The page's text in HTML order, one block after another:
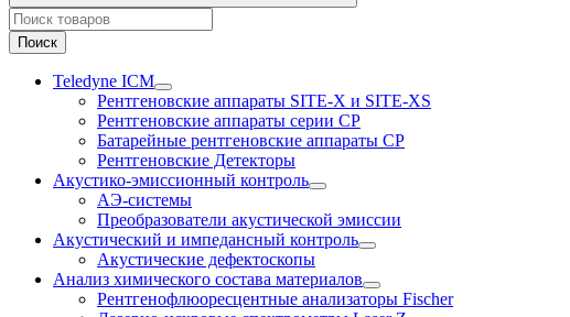
Поиск
Teledyne ICM
Рентгеновские аппараты SITE-X и SITE-XS
Рентгеновские аппараты серии CP
Батарейные рентгеновские аппараты CP
Рентгеновские Детекторы
Акустико-эмисcионный контроль
АЭ-системы
Преобразователи акустической эмиссии
Акустический и импедансный контроль
Акустические дефектоскопы
Анализ химического состава материалов
Рентгенофлюоресцентные анализаторы Fischer